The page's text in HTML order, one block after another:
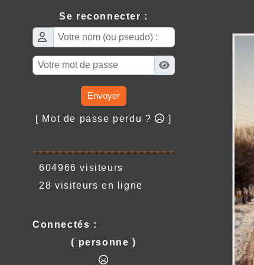
Se reconnecter :
Envoyer
[ Mot de passe perdu ? ]
604966 visiteurs
28 visiteurs en ligne
Connectés :
( personne )